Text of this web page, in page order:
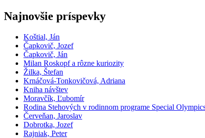
Najnovšie príspevky
Koštial, Ján
Čapkovič, Jozef
Čapkovič, Ján
Milan Roskopf a rôzne kuriozity
Žilka, Štefan
Krnáčová-Tonkovičová, Adriana
Kniha návštev
Moravčík, Ľubomír
Rodina Stehových v rodinnom programe Special
Červeňan, Jaroslav
Dobrotka, Jozef
Rajniak, Peter